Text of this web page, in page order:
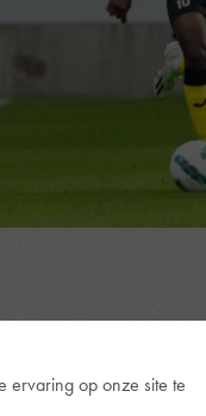
ervaring op onze site te